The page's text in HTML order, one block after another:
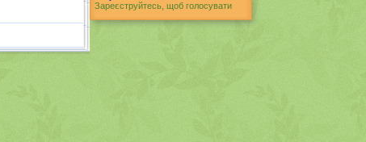
Зареєструйтесь, щоб голосувати